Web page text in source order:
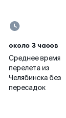
около 3 часов
Среднее время
перелета из
Челябинска без
пересадок